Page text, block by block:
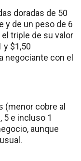
doradas de 50
y de un peso de 6
triple de su valor
y $1,50
negociante con el
(menor cobre al
5 e incluso 1
aunque